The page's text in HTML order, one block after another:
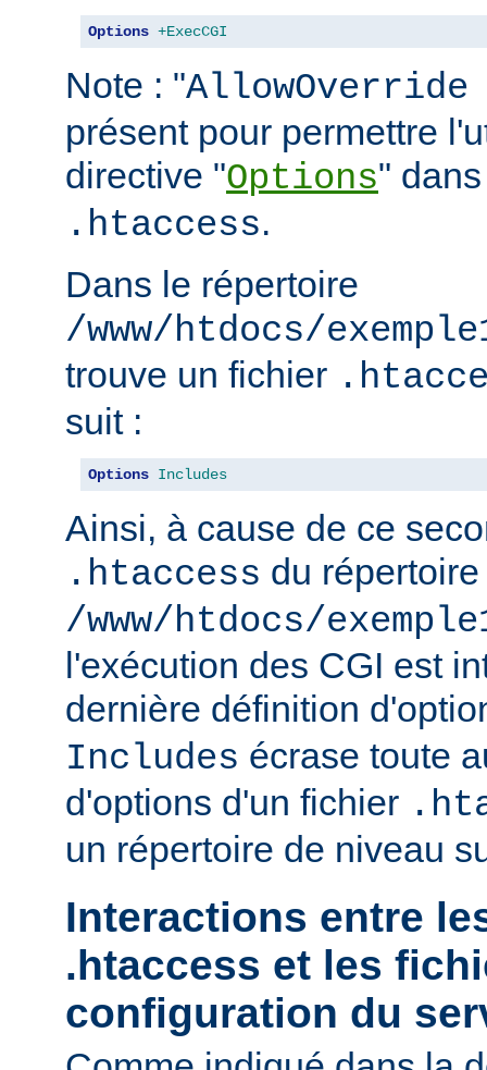
Options +ExecCGI
Note : "AllowOverride
présent pour permettre
directive "Options"
.htaccess.
Dans le répertoire
/www/htdocs/
trouve un fichier
suit :
Options Includes
Ainsi, à cause de ce
.htaccess du répertoire
/www/htdocs/
l'exécution des CGI est
dernière définition
Includes écrase toute
d'options d'un fichier
un répertoire de niveau
Interactions entre
.htaccess et les
configuration du